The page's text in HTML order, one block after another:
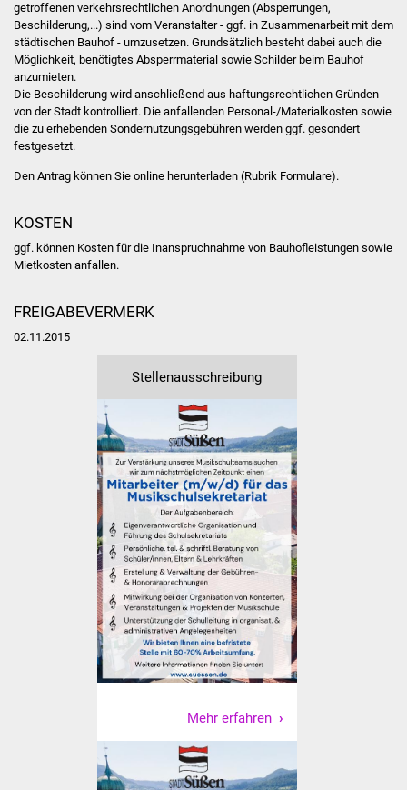
Dienstleistungen
Lebenslagen
Formulare
Bildung
Soziale Einrichtungen
Kirchen
Lokale Agenda
Jugendhaus
Fachteam Jugend
Kinder- und
Familienzentrum
Stadtwerke
Suenergie
getroffenen verkehrsrechtlichen Anordnungen (Absperrungen,
Beschilderung,...) sind vom Veranstalter - ggf. in Zusammenarbeit mit dem
städtischen Bauhof - umzusetzen. Grundsätzlich besteht dabei auch die
Möglichkeit, benötigtes Absperrmaterial sowie Schilder beim Bauhof
anzumieten.
Die Beschilderung wird anschließend aus haftungsrechtlichen Gründen
von der Stadt kontrolliert. Die anfallenden Personal-/Materialkosten sowie
die zu erhebenden Sondernutzungsgebühren werden ggf. gesondert
festgesetzt.
Den Antrag können Sie online herunterladen (Rubrik Formulare).
KOSTEN
ggf. können Kosten für die Inanspruchnahme von Bauhofleistungen sowie
Mietkosten anfallen.
FREIGABEVERMERK
02.11.2015
Stellenausschreibung
Mehr erfahren